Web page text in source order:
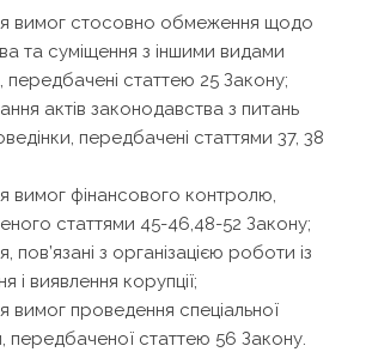
вимог стосовно обмеження щодо
та суміщення з іншими видами
передбачені статтею 25 Закону;
актів законодавства з питань
передбачені статтями 37, 38
вимог фінансового контролю,
статтями 45-46,48-52 Закону;
пов’язані з організацією роботи із
і виявлення корупції;
вимог проведення спеціальної
передбаченої статтею 56 Закону.